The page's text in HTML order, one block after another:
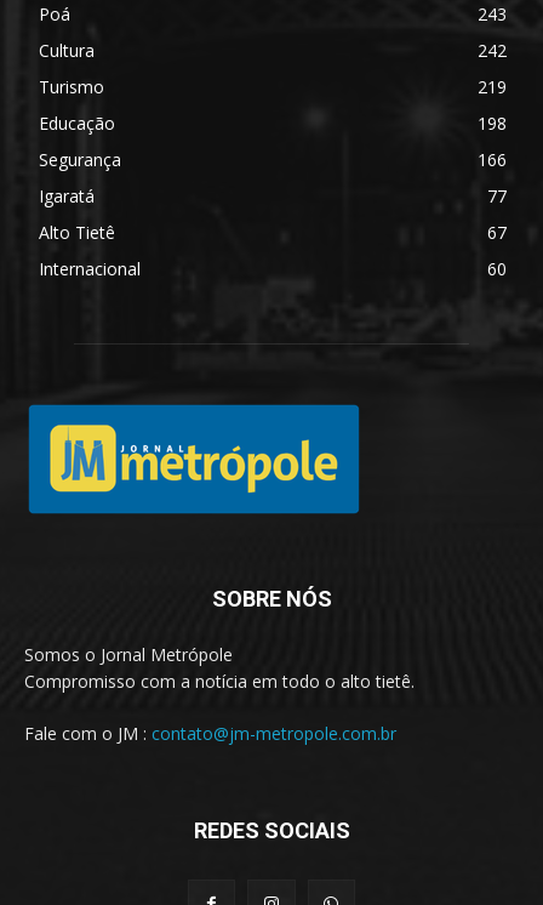
Poá
243
Cultura
242
Turismo
219
Educação
198
Segurança
166
Igaratá
77
Alto Tietê
67
Internacional
60
SOBRE NÓS
Somos o Jornal Metrópole
Compromisso com a notícia em todo o alto tietê.
Fale com o JM : contato@jm-metropole.com.br
REDES SOCIAIS